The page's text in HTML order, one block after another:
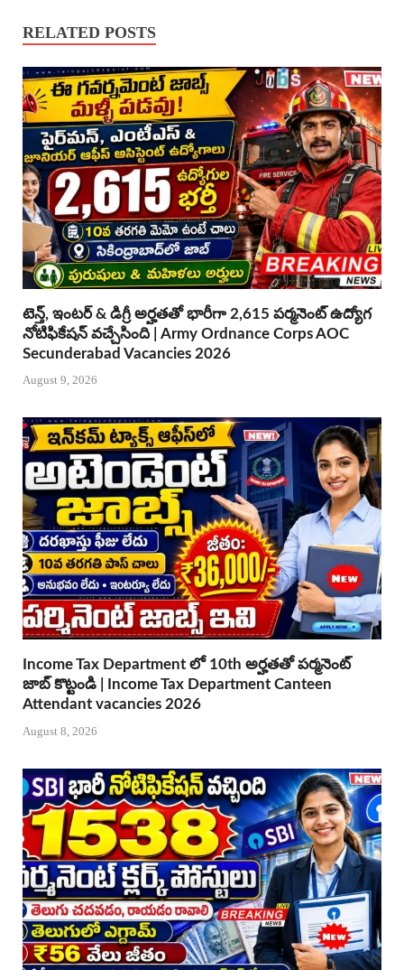
RELATED POSTS
టెన్త్, ఇంటర్ & డిగ్రీ అర్హతతో భారీగా 2,615 పర్మనెంట్ ఉద్యోగ
నోటిఫికేషన్ వచ్చేసింది | Army Ordnance Corps AOC
Secunderabad Vacancies 2026
August 9, 2026
Income Tax Department లో 10th అర్హతతో పర్మనెంట్
జాబ్ కొట్టండి | Income Tax Department Canteen
Attendant vacancies 2026
August 8, 2026